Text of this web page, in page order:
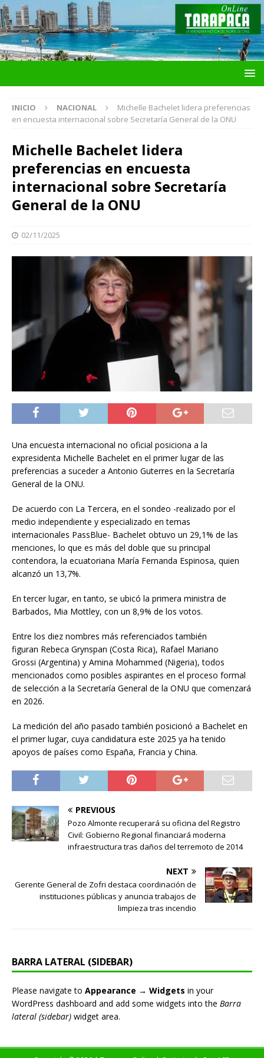
INICIO NACIONAL
Michelle Bachelet lidera preferencias
en encuesta internacional sobre Secretaría General de la ONU
Michelle Bachelet lidera
preferencias en encuesta
internacional sobre Secretaría
General de la ONU
02/11/2025
Una encuesta internacional no oficial posiciona a la
expresidenta Michelle Bachelet en el primer lugar de las
preferencias a suceder a Antonio Guterres en la Secretaría
General de la ONU.
De acuerdo con La Tercera, en el sondeo -realizado por el
medio independiente y especializado en temas
internacionales PassBlue- Bachelet obtuvo un 29,1% de las
menciones, lo que es más del doble que su principal
contendora, la ecuatoriana María Fernanda Espinosa, quien
alcanzó un 13,7%.
En tercer lugar, en tanto, se ubicó la primera ministra de
Barbados, Mia Mottley, con un 8,9% de los votos.
Entre los diez nombres más referenciados también
figuran Rebeca Grynspan (Costa Rica), Rafael Mariano
Grossi (Argentina) y Amina Mohammed (Nigeria), todos
mencionados como posibles aspirantes en el proceso formal
de selección a la Secretaría General de la ONU que comenzará
en 2026.
La medición del año pasado también posicionó a Bachelet en
el primer lugar, cuya candidatura este 2025 ya ha tenido
apoyos de países como España, Francia y China.
PREVIOUS
Pozo Almonte recuperará su oficina del Registro
Civil: Gobierno Regional financiará moderna
infraestructura tras daños del terremoto de 2014
NEXT
Gerente General de Zofri destaca coordinación de
instituciones públicas y anuncia trabajos de
limpieza tras incendio
BARRA LATERAL (SIDEBAR)
Please navigate to Appearance → Widgets in your
WordPress dashboard and add some widgets into the Barra
lateral (sidebar) widget area.